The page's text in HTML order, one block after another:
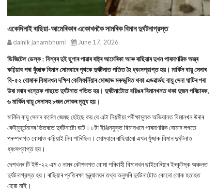
একেদিনাই ৰাছিয়া-আমেৰিকাৰ একোখনকৈ সামৰিক বিমান দুর্ঘটনাগ্রস্ত
dainik janambhumi June 17, 2026
ডিজিটেল ডেস্ক : বিশ্বৰ দুই ছুপাৰ পাৱাৰ ৰাষ্ট্ৰ আমেৰিকা আৰু ৰাছিয়াৰ দুখন পাৰমাণৱিক অস্ত্ৰ
কঢ়িয়াব পৰা যুঁজাৰু বিমান সোমবাৰে পৃথকে দুর্ঘটনাত পতিত হৈ ধ্বংসপ্রাপ্ত হয়। মার্কিন বায়ু সেনাৰ
বি-৫২ বোমাৰু বিমানখন দক্ষিণ কেলিফর্নিয়াৰ মোজাভ মৰুভূমিত থকা এডৱাৰ্ডছ বায়ু সেনা ঘাটিৰ পৰা
উৰা মৰাৰ খন্তেক পাছতে দুর্ঘটনাত পতিত হয়। দুর্ঘটনাটোত বয়িঙৰ বিমানখনত থকা দুজন পৰিচাৰক,
৬ মার্কিন বায়ু সেনাসহ ৮জন লোকৰ মৃত্যু হয়।
মার্কিন বায়ু সেনাৰ কর্নেল জেমছ হেইছে কয় যে এটা নিয়মীয়া পৰীক্ষামূলক অভিযানত বিমানখন উৰাৰ
কেইমুহূৰ্তমানৰ ভিতৰতে দুর্ঘটনাটো ঘটে। ৮টা ইঞ্জিনযুক্ত বিমানখনে পাৰমাণৱিক বোমাৰ লগতে
পৰম্পৰাগত বোমাও কঢ়িয়াই নিব পাৰিছিল। সোমবাৰে ৰাছিয়াৰো এখন যুঁজাৰু বিমান দুর্ঘটনাত
ধ্বংসপ্রাপ্ত হয়।
দেশখনৰ টি ইউ-২২ এম ৩ নামৰ কৌশলগত বোমা পৰিবাহী বিমানখন ছাইবেৰিয়াৰ ইৰকুটস্ক অঞ্চলত
দুর্ঘটনাগ্রস্ত হয়। ৰাছিয়াৰ প্ৰতিৰক্ষা মন্ত্ৰ্যালয়ৰ তথ্য অনুসৰি দুৰ্ঘটনাটোত কোনো লোক হতাহত
হোৱা নাই।